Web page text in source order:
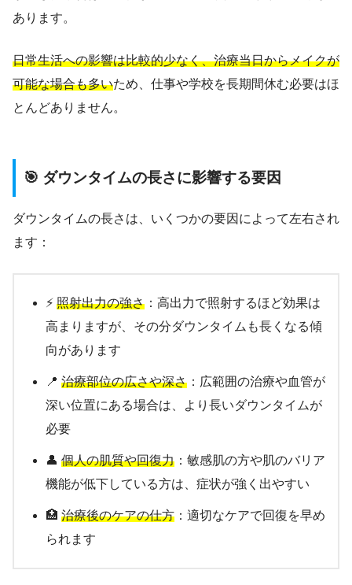
あります。
日常生活への影響は比較的少なく、治療当日からメイクが
可能な場合も多いため、仕事や学校を長期間休む必要はほ
とんどありません。
🎯 ダウンタイムの長さに影響する要因
ダウンタイムの長さは、いくつかの要因によって左右され
ます：
⚡ 照射出力の強さ ：高出力で照射するほど効果は
高まりますが、その分ダウンタイムも長くなる傾
向があります
📍 治療部位の広さや深さ ：広範囲の治療や血管が
深い位置にある場合は、より長いダウンタイムが
必要
👤 個人の肌質や回復力 ：敏感肌の方や肌のバリア
機能が低下している方は、症状が強く出やすい
🏥 治療後のケアの仕方 ：適切なケアで回復を早め
られます